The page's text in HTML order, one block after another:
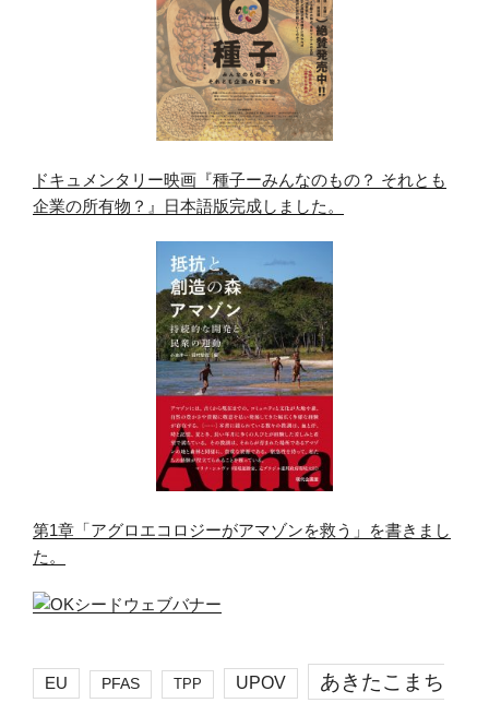
ドキュメンタリー映画『種子ーみんなのもの？ それとも
企業の所有物？』日本語版完成しました。
第1章「アグロエコロジーがアマゾンを救う」を書きまし
た。
EU PFAS TPP UPOV
あきたこまち